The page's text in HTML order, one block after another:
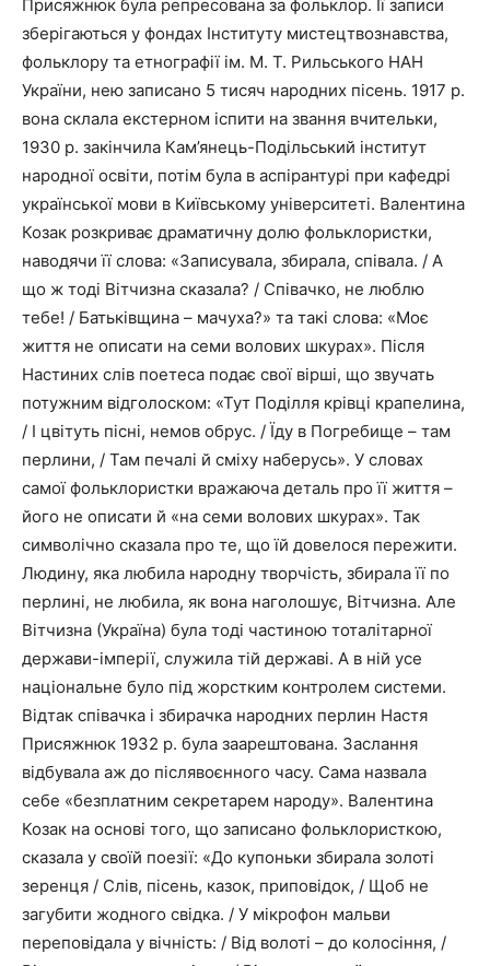
Присяжнюк була репресована за фольклор. Її записи
зберігаються у фондах Інституту мистецтвознавства,
фольклору та етнографії ім. М. Т. Рильського НАН
України, нею записано 5 тисяч народних пісень. 1917 р.
вона склала екстерном іспити на звання вчительки,
1930 р. закінчила Кам’янець-Подільський інститут
народної освіти, потім була в аспірантурі при кафедрі
української мови в Київському університеті. Валентина
Козак розкриває драматичну долю фольклористки,
наводячи її слова: «Записувала, збирала, співала. / А
що ж тоді Вітчизна сказала? / Співачко, не люблю
тебе! / Батьківщина – мачуха?» та такі слова: «Моє
життя не описати на семи волових шкурах». Після
Настиних слів поетеса подає свої вірші, що звучать
потужним відголоском: «Тут Поділля крівці крапелина,
/ І цвітуть пісні, немов обрус. / Їду в Погребище – там
перлини, / Там печалі й сміху наберусь». У словах
самої фольклористки вражаюча деталь про її життя –
його не описати й «на семи волових шкурах». Так
символічно сказала про те, що їй довелося пережити.
Людину, яка любила народну творчість, збирала її по
перлині, не любила, як вона наголошує, Вітчизна. Але
Вітчизна (Україна) була тоді частиною тоталітарної
держави-імперії, служила тій державі. А в ній усе
національне було під жорстким контролем системи.
Відтак співачка і збирачка народних перлин Настя
Присяжнюк 1932 р. була заарештована. Заслання
відбувала аж до післявоєнного часу. Сама назвала
себе «безплатним секретарем народу». Валентина
Козак на основі того, що записано фольклористкою,
сказала у своїй поезії: «До купоньки збирала золоті
зеренця / Слів, пісень, казок, приповідок, / Щоб не
загубити жодного свідка. / У мікрофон мальви
переповідала у вічність: / Від волоті – до колосіння, /